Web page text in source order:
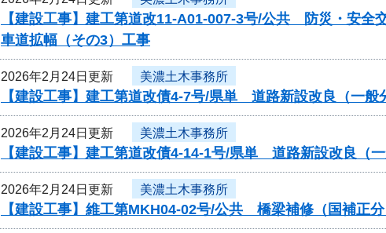
【建設工事】建工第道改11-A01-007-3号/公共 防災・安
車道拡幅（その3）工事
2026年2月24日更新 美濃土木事務所
【建設工事】建工第道改債4-7号/県単 道路新設改良（一般
2026年2月24日更新 美濃土木事務所
【建設工事】建工第道改債4-14-1号/県単 道路新設改良（
2026年2月24日更新 美濃土木事務所
【建設工事】維工第MKH04-02号/公共 橋梁補修（国補正